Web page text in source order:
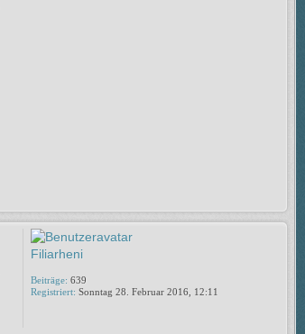
Filiarheni
Beiträge: 639
Registriert: Sonntag 28. Februar 2016, 12:11